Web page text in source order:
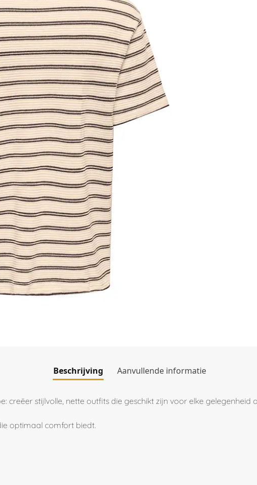
Beschrijving Aanvullende informatie
creëer stijlvolle, nette outfits die geschikt zijn voor elke gelegenheid
optimaal comfort biedt.